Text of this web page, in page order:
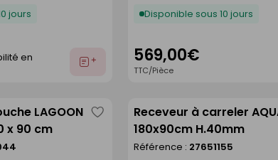
jours
en
Ajouter
Disponible sous 10 jours
569,00€
TTC/Pièce
LAGOON
x 90 cm
Enregistrer
comme
Receveur à carreler
180x90cm H.40mm
Référence : 27651155